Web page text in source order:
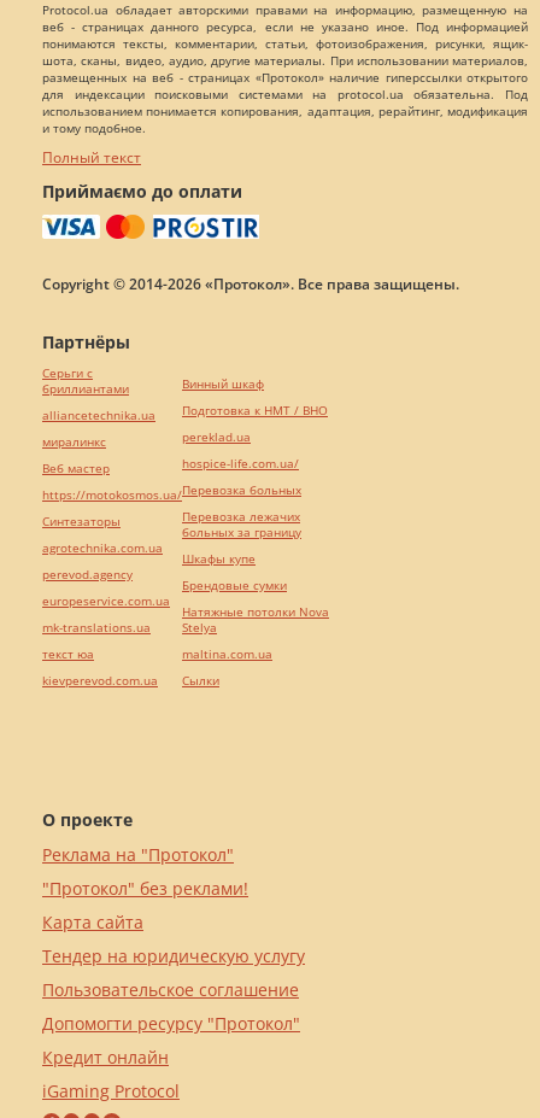
Protocol.ua обладает авторскими правами на информацию, размещенную на
веб - страницах данного ресурса, если не указано иное. Под информацией
понимаются тексты, комментарии, статьи, фотоизображения, рисунки, ящик-
шота, сканы, видео, аудио, другие материалы. При использовании материалов,
размещенных на веб - страницах «Протокол» наличие гиперссылки открытого
для индексации поисковыми системами на protocol.ua обязательна. Под
использованием понимается копирования, адаптация, рерайтинг, модификация
и тому подобное.
Полный текст
Приймаємо до оплати
Copyright © 2014-2026 «Протокол». Все права защищены.
О проекте
Реклама на "Протокол"
"Протокол" без реклами!
Карта сайта
Тендер на юридическую услугу
Пользовательское соглашение
Допомогти ресурсу "Протокол"
Кредит онлайн
iGaming Protocol
Партнёры
Серьги с
бриллиантами
alliancetechnika.ua
миралинкс
Веб мастер
https://motokosmos.ua/
Синтезаторы
agrotechnika.com.ua
perevod.agency
europeservice.com.ua
mk-translations.ua
текст юа
kievperevod.com.ua
Винный шкаф
Подготовка к НМТ / ВНО
pereklad.ua
hospice-life.com.ua/
Перевозка больных
Перевозка лежачих
больных за границу
Шкафы купе
Брендовые сумки
Натяжные потолки Nova
Stelya
maltina.com.ua
Cылки